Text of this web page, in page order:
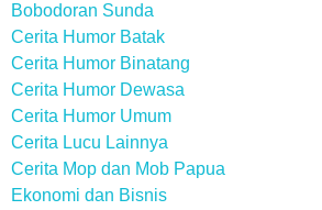
Bobodoran Sunda
Cerita Humor Batak
Cerita Humor Binatang
Cerita Humor Dewasa
Cerita Humor Umum
Cerita Lucu Lainnya
Cerita Mop dan Mob Papua
Ekonomi dan Bisnis